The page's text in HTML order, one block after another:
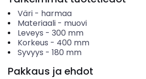
Väri- harmaa
Materiaali- muovi
Leveys - 300 mm
Korkeus - 400 mm
Syvyys - 180 mm
Pakkaus ja ehdot